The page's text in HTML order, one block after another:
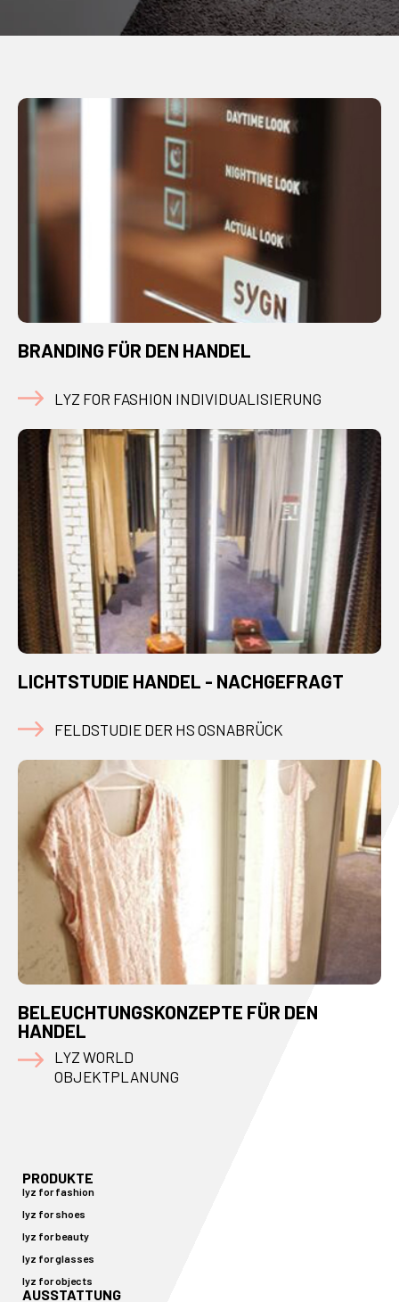
BRANDING FÜR DEN HANDEL
LYZ FOR FASHION INDIVIDUALISIERUNG
LICHTSTUDIE HANDEL - NACHGEFRAGT
FELDSTUDIE DER HS OSNABRÜCK
BELEUCHTUNGSKONZEPTE FÜR DEN
HANDEL
LYZ WORLD
OBJEKTPLANUNG
PRODUKTE
lyz for fashion
lyz for shoes
lyz for beauty
lyz for glasses
lyz for objects
AUSSTATTUNG